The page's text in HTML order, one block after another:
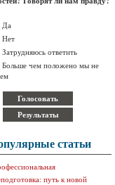
Да
Нет
Затрудняюсь ответить
Больше чем положено мы не
статьи
путь к новой